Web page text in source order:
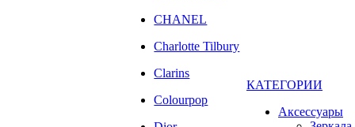
CHANEL
Charlotte Tilbury
Clarins
Colourpop
КАТЕГОРИИ
Аксессуары